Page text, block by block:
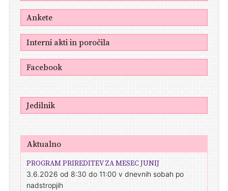
Ankete
Interni akti in poročila
Facebook
Jedilnik
Aktualno
PROGRAM PRIREDITEV ZA MESEC JUNIJ
3.6.2026 od 8:30 do 11:00 v dnevnih sobah po
nadstropjih